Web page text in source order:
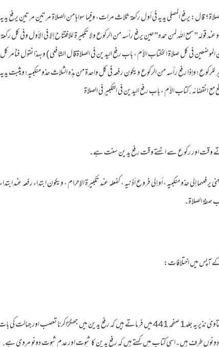
قال: يرفع المصلي يديه في أول ركعة ثلاث مرات، وفيما سواها من الصلاة مرتين مرتين يرفع يديه
قوله " سمع الله لمن حمده " حين يرفع رأسه من الركوع ولا تكبيرة للافتتاح إلا في الأول وفي كل
في كل صلاة الخكتاب الأم ، باب رفع اليدين في الصلاةقال الشافعي ) وبهذا نقول فنأمر كل
كبر للركوع ؛ وإذا رفع رأسه من الركوع ويكون رفعه في كل واحدة من هذه الثلاث حذو منكبيه ؛ ويثبت
انقضائه .كتاب الأم ، باب رفع اليدين في التكبير في الصلاة
إلى حذو منكبيه ، أو إلى فروع أذنيه ، كفعله عند تكبيرة الإحرام ، ويكون ابتداء رفعه عند
صفة الصلاة۔
آپس میں اختلافات:
مولانا سید نذیر حسین صاحب دہلوی اپنے فتاویٰ نذیریہ جلد1 صفحہ 441 میں فرماتے ہیں کہ رفع یدین میں
طرف ہیں۔اسی کتاب میں کہتے ہیں کہ رفع یدین کا ثبوت اور عدم ثبوت دونو مروی ہے.